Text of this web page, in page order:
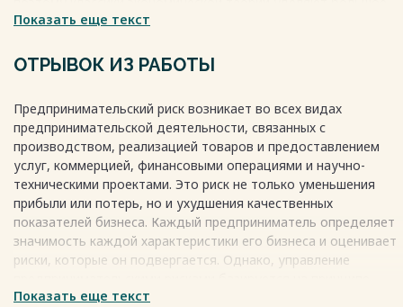
3.2. Управление рисками в прикладном решении
3.3 Расчет эффективности проектных
Заключение................................................................................................64
Список использованных источников......................................................67
Приложения..............................................................................................71
Весь текст будет доступен после покупки
внимание исследованию проблем риска.
Показать еще текст
ОТРЫВОК ИЗ РАБОТЫ
Предпринимательский риск возникает во всех видах
предпринимательской деятельности, связанных с
производством, реализацией товаров и предоставлением
услуг, коммерцией, финансовыми операциями и научно-
техническими проектами. Это риск не только уменьшения
прибыли или потерь, но и ухудшения качественных
показателей бизнеса. Каждый предприниматель определяет
значимость каждой характеристики его бизнеса и оценивает
риски, которые он подвергается. Однако, управление
расчета величины и вероятности потерь, а предприниматель
Показать еще текст